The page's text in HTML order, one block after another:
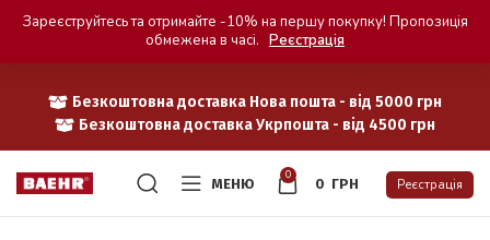
Безкоштовна доставка Нова пошта - від 5000 грн
Безкоштовна доставка Укрпошта - від 4500 грн
МЕНЮ
0
0 ГРН Реєстрація
Зареєструйтесь та отримайте -10% на першу покупку! Пропозиція
обмежена в часі. Реєстрація